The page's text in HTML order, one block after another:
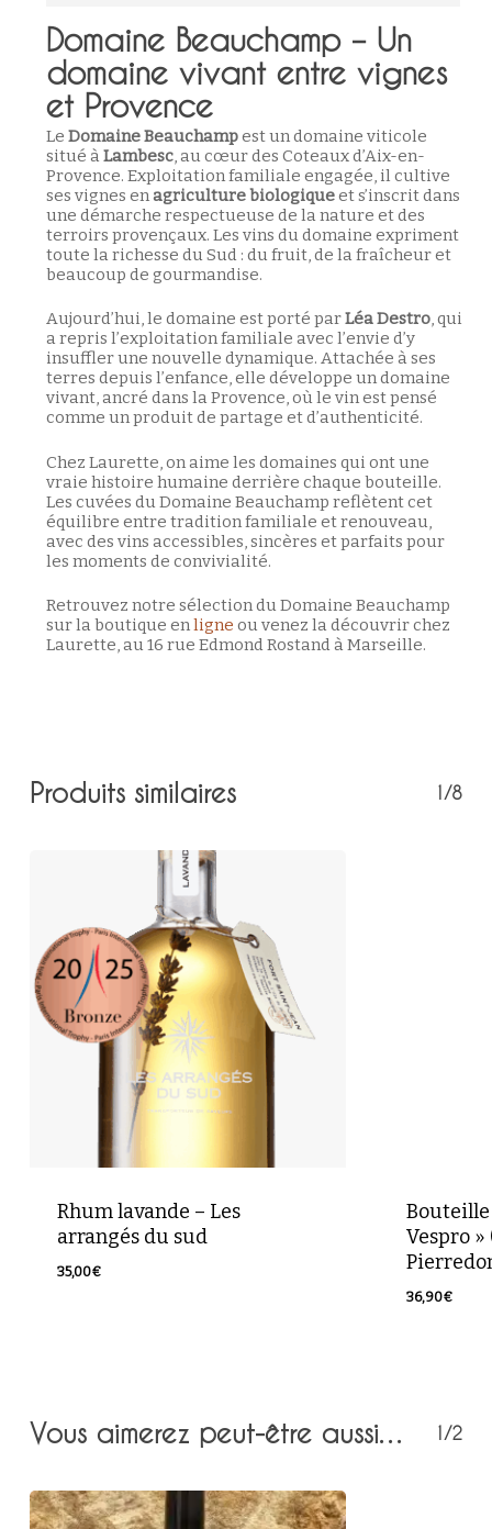
Votre panier est vide.
Domaine Beauchamp – Un
domaine vivant entre vignes
et Provence
Le Domaine Beauchampest un domaine viticole
situé àLambesc, au cœur des Coteaux d’Aix-en-
Provence. Exploitation familiale engagée, il cultive
ses vignes enagriculture biologiqueet s’inscrit dans
une démarche respectueuse de la nature et des
terroirs provençaux. Les vins du domaine expriment
toute la richesse du Sud : du fruit, de la fraîcheur et
beaucoup de gourmandise.
Aujourd’hui, le domaine est porté parLéa Destro, qui
a repris l’exploitation familiale avec l’envie d’y
insuffler une nouvelle dynamique. Attachée à ses
terres depuis l’enfance, elle développe un domaine
vivant, ancré dans la Provence, où le vin est pensé
comme un produit de partage et d’authenticité.
Chez Laurette, on aime les domaines qui ont une
vraie histoire humaine derrière chaque bouteille.
Les cuvées du Domaine Beauchamp reflètent cet
équilibre entre tradition familiale et renouveau,
avec des vins accessibles, sincères et parfaits pour
les moments de convivialité.
Retrouvez notre sélection du Domaine Beauchamp
sur la boutique enligne ou venez la découvrir chez
Laurette, au 16 rue Edmond Rostand à Marseille.
Produits similaires 1/8
Rhum lavande – Les
arrangés du sud
35,00€
Vespro »
36,90€
Vous aimerez peut-être aussi… 1/2